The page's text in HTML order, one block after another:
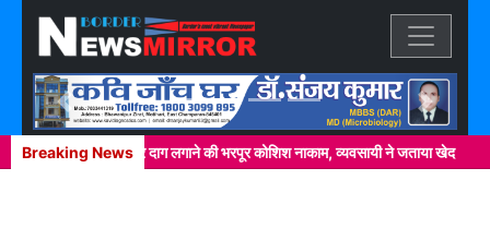
Previous Next
Breaking News
वर्दी पर दाग लगाने की भरपूर कोशिश नाकाम, व्यवसायी ने जताया खेद नेपाल